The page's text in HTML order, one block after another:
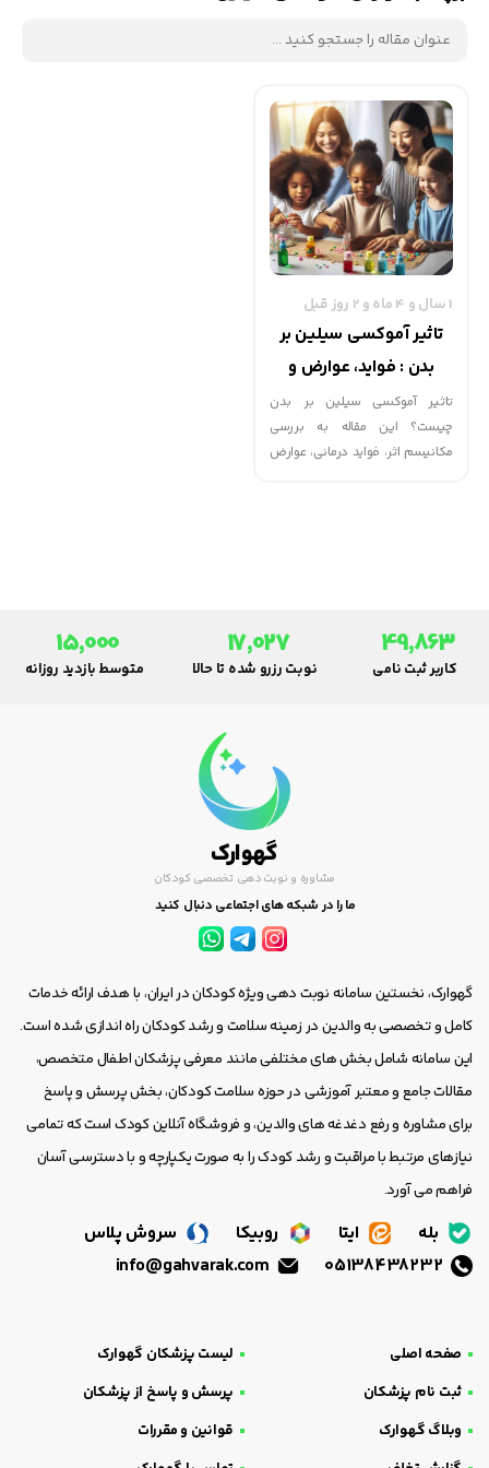
1 سال و 4 ماه و 2 روز قبل
تاثیر آموکسی سیلین بر
بدن : فواید، عوارض و
نحوه مصرف صحیح
تاثیر آموکسی سیلین بر بدن
چیست؟ این مقاله به بررسی
مکانیسم اثر، فواید درمانی، عوارض
49,863
کاربر ثبت نامی
17,027
نوبت رزرو شده تا حالا
15,000
متوسط بازدید روزانه
گهوارک
مشاوره و نوبت دهی تخصصی کودکان
ما را در شبکه های اجتماعی دنبال کنید
گهوارک، نخستین سامانه نوبت دهی ویژه کودکان در ایران، با هدف ارائه خدمات
کامل و تخصصی به والدین در زمینه سلامت و رشد کودکان راه اندازی شده است.
این سامانه شامل بخش های مختلفی مانند معرفی پزشکان اطفال متخصص،
مقالات جامع و معتبر آموزشی در حوزه سلامت کودکان، بخش پرسش و پاسخ
برای مشاوره و رفع دغدغه های والدین، و فروشگاه آنلاین کودک است که تمامی
نیازهای مرتبط با مراقبت و رشد کودک را به صورت یکپارچه و با دسترسی آسان
فراهم می آورد.
بله ایتا روبیکا
سروش پلاس
صفحه اصلی
لیست پزشکان گهوارک
ثبت نام پزشکان
پرسش و پاسخ از پزشکان
وبلاگ گهوارک
قوانین و مقررات